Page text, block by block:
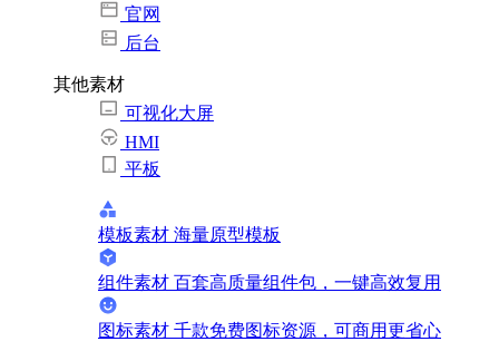
官网
后台
其他素材
可视化大屏
HMI
平板
模板素材 海量原型模板
组件素材 百套高质量组件包，一键高效复用
图标素材 千款免费图标资源，可商用更省心